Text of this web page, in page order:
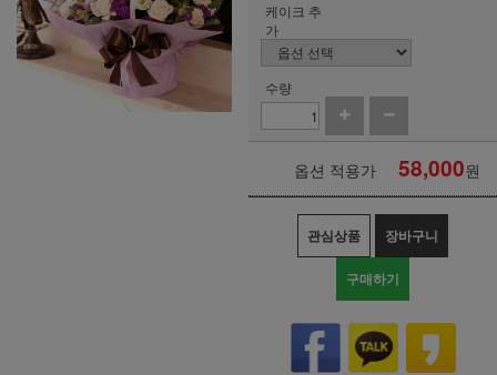
케이크 추
가
수량
옵션 적용가 58,000원
관심상품 장바구니
구매하기